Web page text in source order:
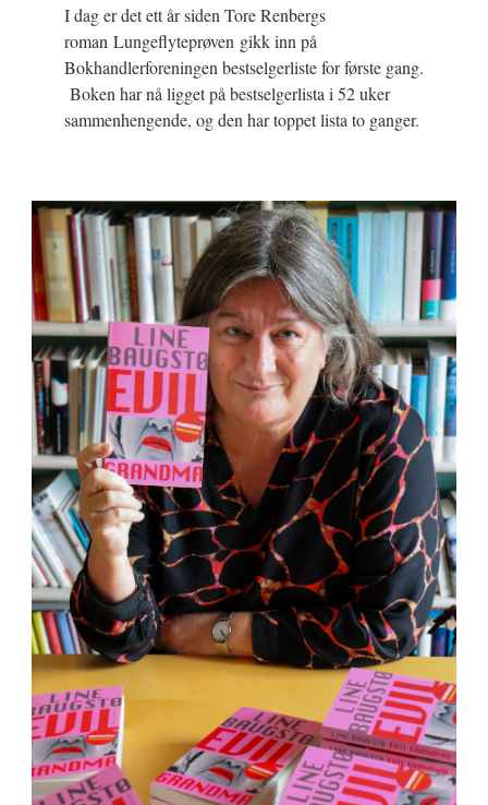
I dag er det ett år siden Tore Renbergs
roman Lungeflyteprøven gikk inn på
Bokhandlerforeningen bestselgerliste for første gang.
Boken har nå ligget på bestselgerlista i 52 uker
sammenhengende, og den har toppet lista to ganger.